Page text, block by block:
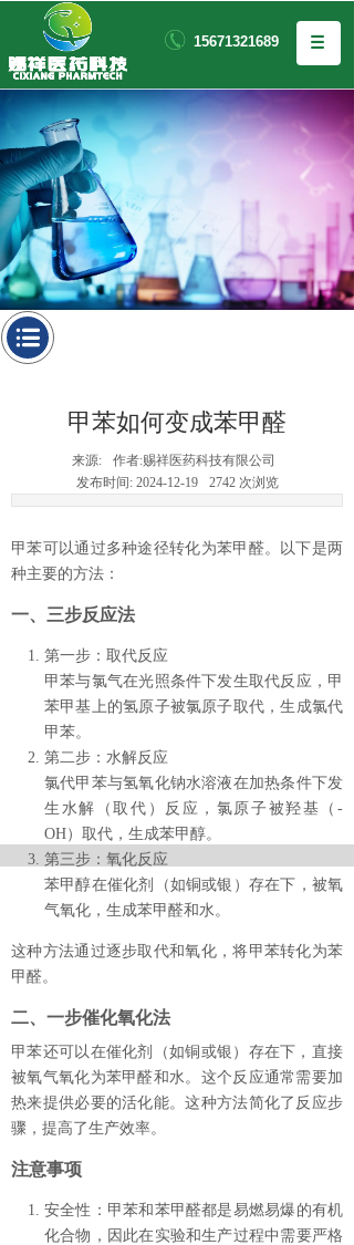
甲苯如何变成苯甲醛
来源: 作者:赐祥医药科技有限公司
发布时间: 2024-12-19 2742 次浏览
甲苯可以通过多种途径转化为苯甲醛。以下是两
种主要的方法：
一、三步反应法
第一步：取代反应
甲苯与氯气在光照条件下发生取代反应，甲
苯甲基上的氢原子被氯原子取代，生成氯代
甲苯。
第二步：水解反应
氯代甲苯与氢氧化钠水溶液在加热条件下发
生水解（取代）反应，氯原子被羟基（-
OH）取代，生成苯甲醇。
第三步：氧化反应
苯甲醇在催化剂（如铜或银）存在下，被氧
气氧化，生成苯甲醛和水。
这种方法通过逐步取代和氧化，将甲苯转化为苯
甲醛。
二、一步催化氧化法
甲苯还可以在催化剂（如铜或银）存在下，直接
被氧气氧化为苯甲醛和水。这个反应通常需要加
热来提供必要的活化能。这种方法简化了反应步
骤，提高了生产效率。
注意事项
安全性 ：甲苯和苯甲醛都是易燃易爆的有机
化合物，因此在实验和生产过程中需要严格
15671321689